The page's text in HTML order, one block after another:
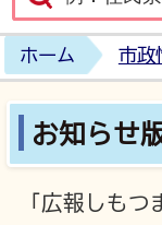
ホーム 市政
お知らせ
「広報しも